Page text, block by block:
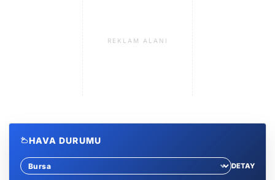
REKLAM ALANI
HAVA DURUMU
Sehir sec
DETAY